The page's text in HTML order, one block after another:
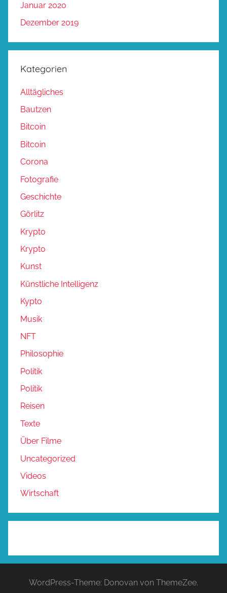
Januar 2020
Dezember 2019
Kategorien
Alltägliches
Bautzen
Bitcoin
Bitcoin
Corona
Fotografie
Geschichte
Görlitz
Krypto
Krypto
Kunst
Künstliche Intelligenz
Kypto
Musik
NFT
Philosophie
Politik
Politik
Reisen
Texte
Über Filme
Uncategorized
Videos
Wirtschaft
WordPress-Theme: Donovan von ThemeZee.